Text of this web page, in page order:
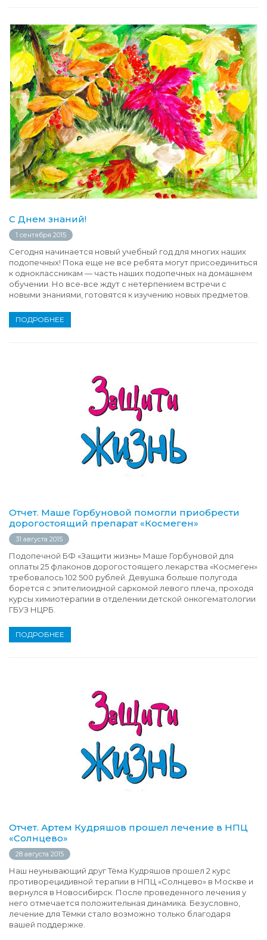
С Днем знаний!
1 сентября 2015
Сегодня начинается новый учебный год для многих наших
подопечных! Пока еще не все ребята могут присоединиться
к одноклассникам — часть наших подопечных на домашнем
обучении. Но все-все ждут с нетерпением встречи с
новыми знаниями, готовятся к изучению новых предметов.
ПОДРОБНЕЕ
Отчет. Маше Горбуновой помогли приобрести
дорогостоящий препарат «Космеген»
31 августа 2015
Подопечной БФ «Защити жизнь» Маше Горбуновой для
оплаты 25 флаконов дорогостоящего лекарства «Космеген»
требовалось 102 500 рублей. Девушка больше полугода
борется с эпителиоидной саркомой левого плеча, проходя
курсы химиотерапии в отделении детской онкогематологии
ГБУЗ НЦРБ.
ПОДРОБНЕЕ
Отчет. Артем Кудряшов прошел лечение в НПЦ
«Солнцево»
28 августа 2015
Наш неунывающий друг Тёма Кудряшов прошел 2 курс
противорецидивной терапии в НПЦ «Солнцево» в Москве и
вернулся в Новосибирск. После проведенного лечения у
него отмечается положительная динамика. Безусловно,
лечение для Тёмки стало возможно только благодаря
вашей поддержке.